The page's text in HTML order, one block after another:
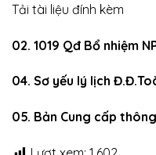
Tải tài liệu đính kèm
02. 1019 Qđ Bổ nhiệm
04. Sơ yếu lý lịch
05. Bản Cung cấp